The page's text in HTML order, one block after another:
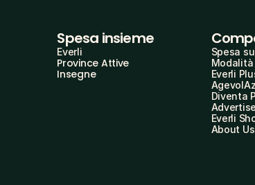
Spesa insieme
Everli
Province Attive
Insegne
Spesa
Everli
Diventa
Everli
About Us